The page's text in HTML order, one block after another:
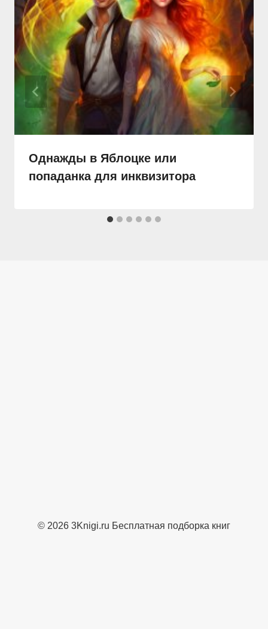
Однажды в Яблоцке или
попаданка для инквизитора
© 2026 3Knigi.ru Бесплатная подборка книг